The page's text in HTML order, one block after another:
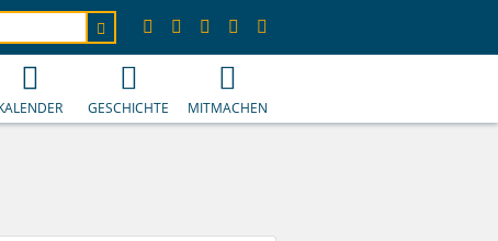
GESCHICHTE MITMACHEN